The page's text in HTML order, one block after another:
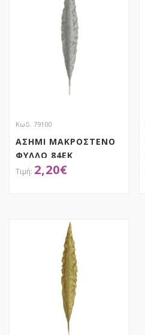
Κωδ. 79100
ΑΣΗΜΙ ΜΑΚΡΟΣΤΕΝΟ
ΦΥΛΛΟ 84ΕΚ
2,20€